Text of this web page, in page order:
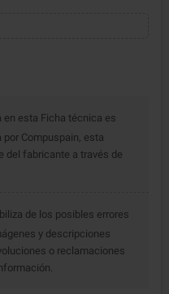
en esta Ficha técnica es
Compuspain, esta
del fabricante a través de
de los posibles errores
y descripciones
o reclamaciones